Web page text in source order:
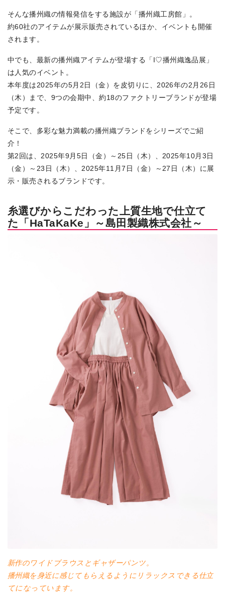
そんな播州織の情報発信をする施設が「播州織工房館」。
約60社のアイテムが展示販売されているほか、イベントも開催
されます。
中でも、最新の播州織アイテムが登場する「I♡播州織逸品展」
は人気のイベント。
本年度は2025年の5月2日（金）を皮切りに、2026年の2月26日
（木）まで、9つの会期中、約18のファクトリーブランドが登場
予定です。
そこで、多彩な魅力満載の播州織ブランドをシリーズでご紹
介！
第2回は、2025年9月5日（金）～25日（木）、2025年10月3日
（金）～23日（木）、2025年11月7日（金）～27日（木）に展
示・販売されるブランドです。
糸選びからこだわった上質生地で仕立て
た「HaTaKaKe」～島田製織株式会社～
新作のワイドブラウスとギャザーパンツ。
播州織を身近に感じてもらえるようにリラックスできる仕立
てになっています。